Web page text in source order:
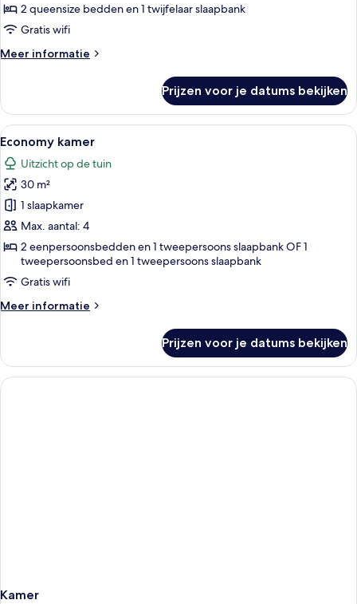
2 queensize bedden en 1 twijfelaar slaapbank
Gratis wifi
Meer informatie
Meer
suite
Prijzen voor je datums bekijken
Alle
foto's
voor
Economy
kamer
laden
Een hotelkamer met balkon, twee
4
Economy kamer
Uitzicht op de tuin
30 m²
1 slaapkamer
Max. aantal: 4
2 eenpersoonsbedden en 1 tweepersoons slaapbank OF 1
tweepersoonsbed en 1 tweepersoons slaapbank
Gratis wifi
Meer informatie
Meer
kamer
Prijzen voor je datums bekijken
Kamer